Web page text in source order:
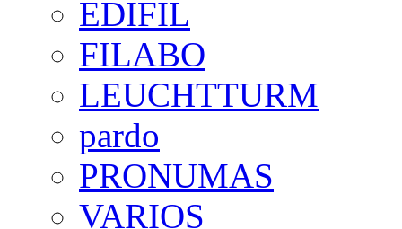
EDIFIL
FILABO
LEUCHTTURM
pardo
PRONUMAS
VARIOS